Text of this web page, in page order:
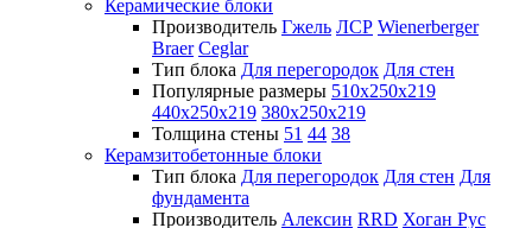
Керамические блоки
Производитель Гжель ЛСР Wienerberger
Braer Ceglar
Тип блока Для перегородок Для стен
Популярные размеры 510х250х219
440х250х219 380х250х219
Толщина стены 51 44 38
Керамзитобетонные блоки
Тип блока Для перегородок Для стен Для
фундамента
Производитель Алексин RRD Хоган Рус